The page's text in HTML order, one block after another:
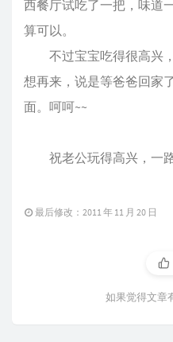
西餐厅试吃了一把，味道
算可以。
不过宝宝吃得很高兴，
想再来，说是等爸爸回家
面。呵呵~~
祝老公玩得高兴，一路
最后修改：2011 年 11 月 20 日
如果觉得文章